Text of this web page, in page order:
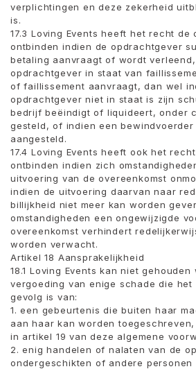
verplichtingen en deze zekerheid
is.
17.3 Loving Events heeft het recht de
ontbinden indien de opdrachtgever
betaling aanvraagt ​​of wordt
opdrachtgever in staat van
of faillissement aanvraagt, dan wel
opdrachtgever niet in staat is zijn
bedrijf beëindigt of liquideert, onder
gesteld, of indien een
aangesteld.
17.4 Loving Events heeft ook het
ontbinden indien zich
uitvoering van de overeenkomst
indien de uitvoering daarvan naar
billijkheid niet meer kan worden
omstandigheden een ongewijzigde
overeenkomst verhindert
worden verwacht.
Artikel 18 Aansprakelijkheid
18.1 Loving Events kan niet
vergoeding van enige schade die
gevolg is van:
1. een gebeurtenis die buiten haar
aan haar kan worden
in artikel 19 van deze algemene
2. enig handelen of nalaten van de
ondergeschikten of andere personen